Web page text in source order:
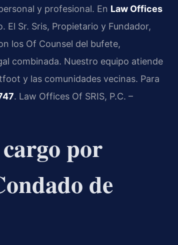
y profesional. En Law Offices
El Sr. Sris, Propietario y Fundador,
los Of Counsel del bufete,
combinada. Nuestro equipo atiende
y las comunidades vecinas. Para
. Law Offices Of SRIS, P.C. –
por
de